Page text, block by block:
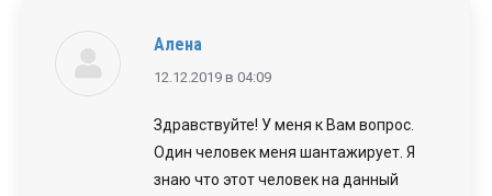
Алена
говорит:
12.12.2019 в 04:09
Здравствуйте! У меня к Вам вопрос.
Один человек меня шантажирует. Я
знаю что этот человек на данный